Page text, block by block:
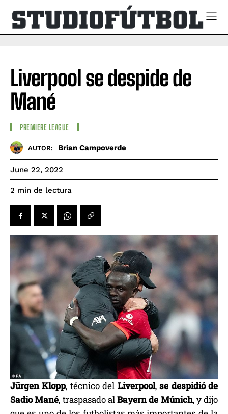
Liverpool se despide de
Mané
PREMIERE LEAGUE
AUTOR: Brian Campoverde
June 22, 2022
2 min de lectura
Jürgen Klopp, técnico del Liverpool,se despidió de
Sadio Mané, traspasado alBayern de Múnich, y dijo